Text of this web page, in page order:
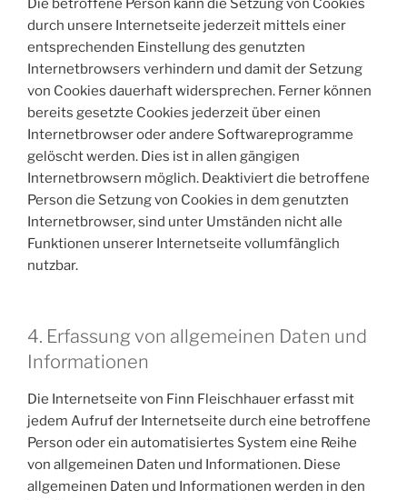
Die betroffene Person kann die Setzung von Cookies
durch unsere Internetseite jederzeit mittels einer
entsprechenden Einstellung des genutzten
Internetbrowsers verhindern und damit der Setzung
von Cookies dauerhaft widersprechen. Ferner können
bereits gesetzte Cookies jederzeit über einen
Internetbrowser oder andere Softwareprogramme
gelöscht werden. Dies ist in allen gängigen
Internetbrowsern möglich. Deaktiviert die betroffene
Person die Setzung von Cookies in dem genutzten
Internetbrowser, sind unter Umständen nicht alle
Funktionen unserer Internetseite vollumfänglich
nutzbar.
4. Erfassung von allgemeinen Daten und
Informationen
Die Internetseite von Finn Fleischhauer erfasst mit
jedem Aufruf der Internetseite durch eine betroffene
Person oder ein automatisiertes System eine Reihe
von allgemeinen Daten und Informationen. Diese
allgemeinen Daten und Informationen werden in den